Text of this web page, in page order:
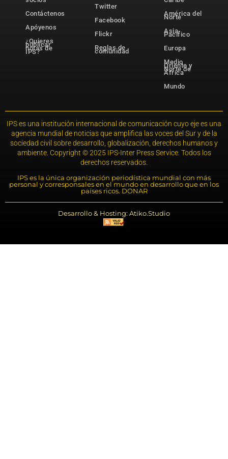
Contáctenos
Apóyenos
¿Quieres
publicar
notas de
IPS?
Twitter
Facebook
Flickr
Reglas de
comunidad
América del
Norte
Asia-
Pacífico
Europa
Medio
Oriente y
Norte de
África
Mundo
IPS es una institución internacional de comunicación cuyo eje es una
agencia mundial de noticias que amplifica las voces del Sur y de la
sociedad civil sobre desarrollo, globalización, derechos humanos y
ambiente. Copyright © 2025 IPS-Inter Press Service. Todos los
derechos reservados.
IPS es la única organización periodística mundial con más
personal y corresponsales en el mundo en desarrollo que en los
países ricos. DONAR
Desarrollo & Hosting: Atiko.Studio